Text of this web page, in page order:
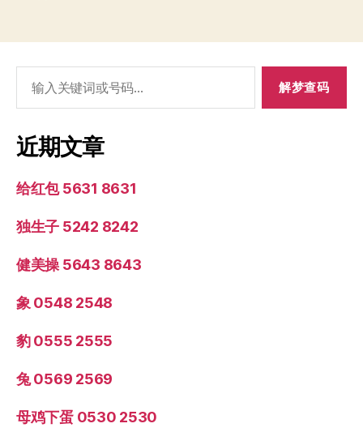
索：
近期文章
给红包 5631 8631
独生子 5242 8242
健美操 5643 8643
象 0548 2548
豹 0555 2555
兔 0569 2569
母鸡下蛋 0530 2530